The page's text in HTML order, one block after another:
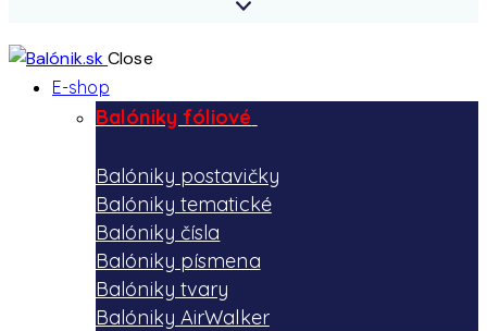
Close
E-shop
Balóniky fóliové
Balóniky postavičky
Balóniky tematické
Balóniky čísla
Balóniky písmena
Balóniky tvary
Balóniky AirWalker